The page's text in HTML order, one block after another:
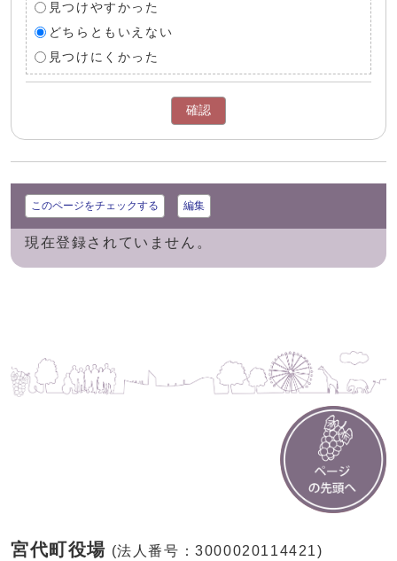
見つけやすかった
どちらともいえない
見つけにくかった
確認
このページをチェックする 編集
現在登録されていません。
宮代町役場 (法人番号：3000020114421)